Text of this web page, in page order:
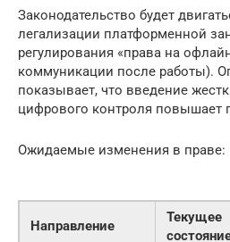
Законодательство будет
легализации платформенной
регулирования «права на
коммуникации после работы).
показывает, что введение
цифрового контроля повышает
Ожидаемые изменения в праве:
Направление
Текущее